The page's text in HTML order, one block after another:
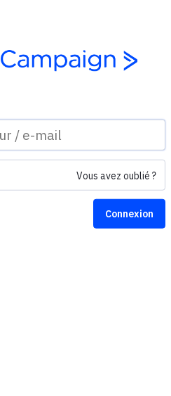
Vous avez oublié ?